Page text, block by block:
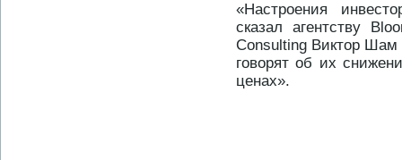
«Настроения
сказал агентству
Consulting Виктор
говорят об их
ценах».